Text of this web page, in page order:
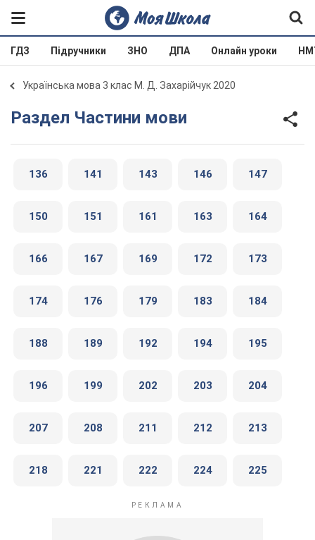
ГДЗ Підручники ЗНО ДПА Онлайн уроки
Українська мова 3 клас М. Д. Захарійчук 2020
Раздел Частини мови
136 141 143 146 147
150 151 161 163 164
166 167 169 172 173
174 176 179 183 184
188 189 192 194 195
196 199 202 203 204
207 208 211 212 213
218 221 222 224 225